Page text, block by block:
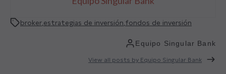
broker estrategias de inversión fondos de inversión
Equipo Singular Bank
View all posts by Equipo Singular Bank